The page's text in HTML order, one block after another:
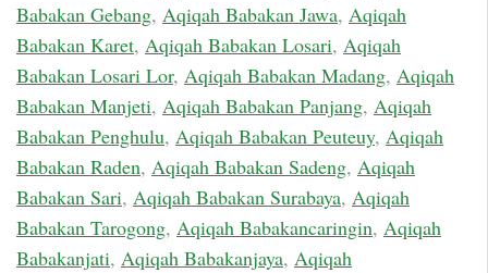
Babakan Gebang, Aqiqah Babakan Jawa, Aqiqah
Babakan Karet, Aqiqah Babakan Losari, Aqiqah
Babakan Losari Lor, Aqiqah Babakan Madang, Aqiqah
Babakan Manjeti, Aqiqah Babakan Panjang, Aqiqah
Babakan Penghulu, Aqiqah Babakan Peuteuy, Aqiqah
Babakan Raden, Aqiqah Babakan Sadeng, Aqiqah
Babakan Sari, Aqiqah Babakan Surabaya, Aqiqah
Babakan Tarogong, Aqiqah Babakancaringin, Aqiqah
Babakanjati, Aqiqah Babakanjaya, Aqiqah